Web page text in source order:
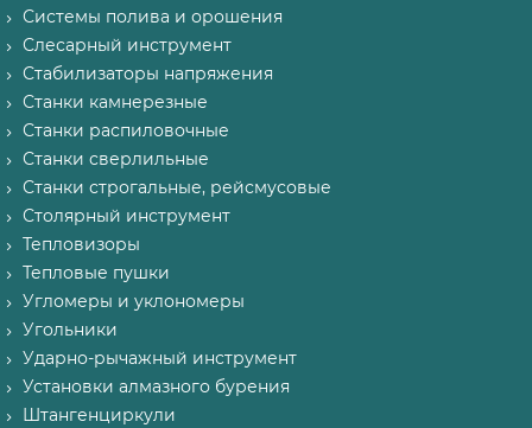
Системы полива и орошения
Слесарный инструмент
Стабилизаторы напряжения
Станки камнерезные
Станки распиловочные
Станки сверлильные
Станки строгальные, рейсмусовые
Столярный инструмент
Тепловизоры
Тепловые пушки
Угломеры и уклономеры
Угольники
Ударно-рычажный инструмент
Установки алмазного бурения
Штангенциркули